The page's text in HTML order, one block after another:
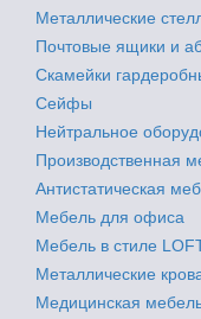
Металлические
Почтовые ящики и
Скамейки
Сейфы
Нейтральное
Производственная
Антистатическая
Мебель для офиса
Мебель в стиле
Металлические
Медицинская